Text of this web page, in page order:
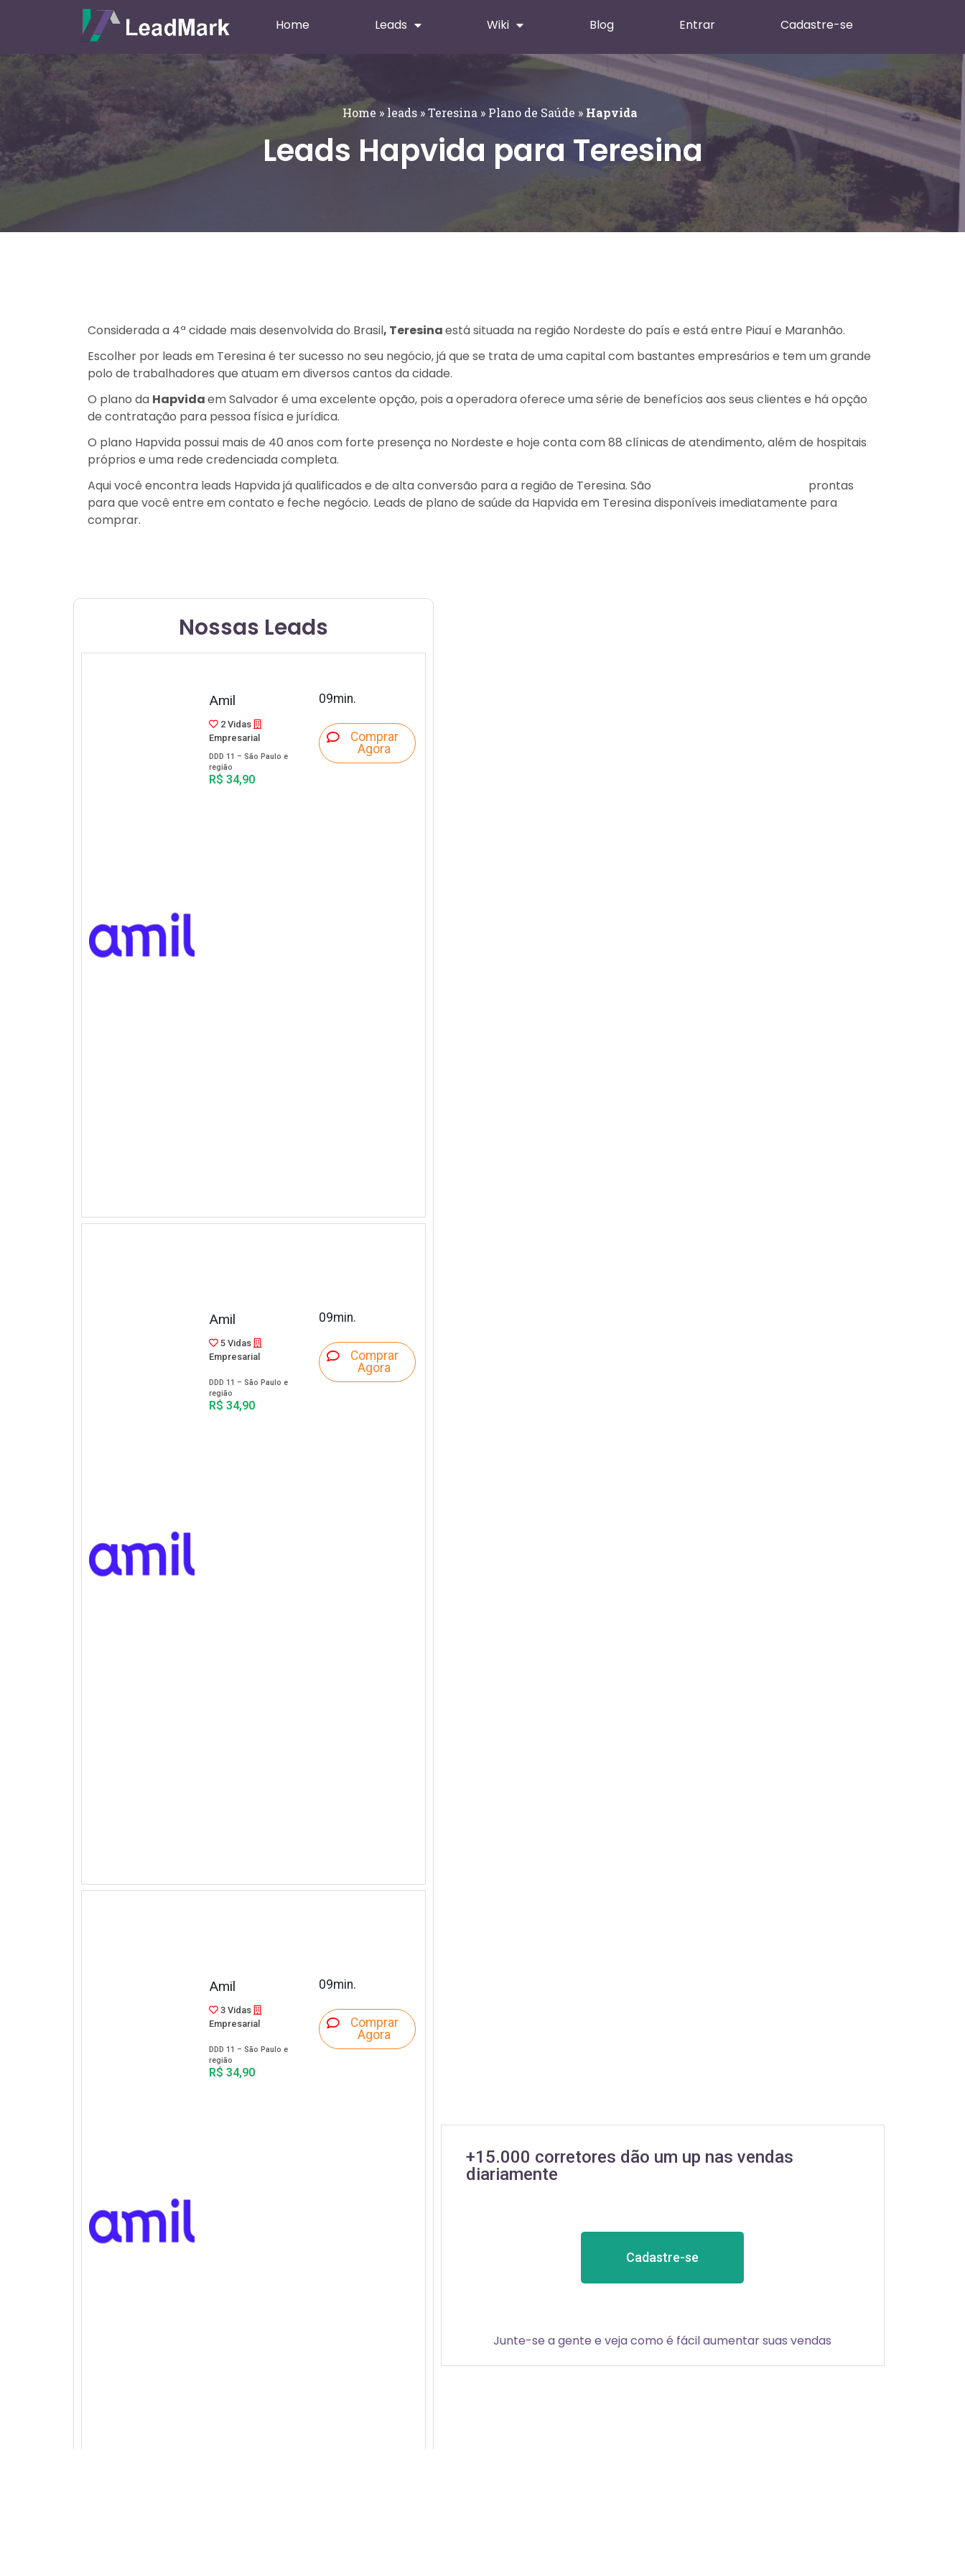
Home Leads Wiki Blog Entrar Cadastre-se
Home » leads»Teresina » Plano de Saúde » Hapvida
Leads Hapvida para Teresina
Considerada a 4ª cidade mais desenvolvida do Brasil, Teresinaestá situada na região Nordeste do país e está entre Piauí e Maranhão.
Escolher por leads em Teresina é ter sucesso no seu negócio, já que se trata de uma capital com bastantes empresários e tem um grande
polo de trabalhadores que atuam em diversos cantos da cidade.
O plano da Hapvidaem Salvador é uma excelente opção, pois a operadora oferece uma série de benefícios aos seus clientes e há opção
de contratação para pessoa física e jurídica.
O plano Hapvida possui mais de 40 anos com forte presença no Nordeste e hoje conta com 88 clínicas de atendimento, além de hospitais
próprios e uma rede credenciada completa.
Aqui você encontra leads Hapvida já qualificados e de alta conversão para a região de Teresina. São
prontas
para que você entre em contato e feche negócio. Leads de plano de saúde da Hapvida em Teresina disponíveis imediatamente para
comprar.
Nossas Leads
Amil
2 Vidas
Empresarial
DDD 11 – São Paulo e
região
R$ 34,90
09min.
Comprar
Agora
Amil
5 Vidas
Empresarial
DDD 11 – São Paulo e
região
R$ 34,90
09min.
Comprar
Agora
Amil
3 Vidas
Empresarial
DDD 11 – São Paulo e
região
R$ 34,90
09min.
Comprar
Agora
+15.000 corretores dão um up nas vendas
diariamente
Cadastre-se
Junte-se a gente e veja como é fácil aumentar suas vendas